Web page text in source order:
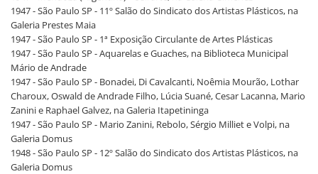
1947 - São Paulo SP - 11º Salão do Sindicato dos Artistas Plásticos, na
Galeria Prestes Maia
1947 - São Paulo SP - 1ª Exposição Circulante de Artes Plásticas
1947 - São Paulo SP - Aquarelas e Guaches, na Biblioteca Municipal
Mário de Andrade
1947 - São Paulo SP - Bonadei, Di Cavalcanti, Noêmia Mourão, Lothar
Charoux, Oswald de Andrade Filho, Lúcia Suané, Cesar Lacanna, Mario
Zanini e Raphael Galvez, na Galeria Itapetininga
1947 - São Paulo SP - Mario Zanini, Rebolo, Sérgio Milliet e Volpi, na
Galeria Domus
1948 - São Paulo SP - 12º Salão do Sindicato dos Artistas Plásticos, na
Galeria Domus